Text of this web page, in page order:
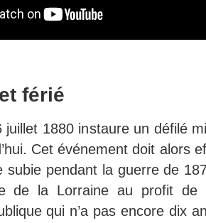
férié
1880 instaure un défilé
Cet événement doit alors
subie pendant la guerre de
de la Lorraine au profit de
qui n’a pas encore dix